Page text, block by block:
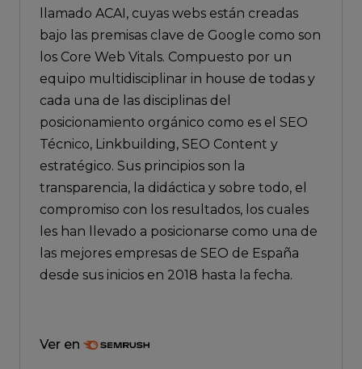
llamado ACAI, cuyas webs están creadas
bajo las premisas clave de Google como son
los Core Web Vitals. Compuesto por un
equipo multidisciplinar in house de todas y
cada una de las disciplinas del
posicionamiento orgánico como es el SEO
Técnico, Linkbuilding, SEO Content y
estratégico. Sus principios son la
transparencia, la didáctica y sobre todo, el
compromiso con los resultados, los cuales
les han llevado a posicionarse como una de
las mejores empresas de SEO de España
desde sus inicios en 2018 hasta la fecha.
Ver en